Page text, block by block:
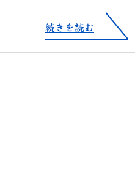
続きを読む